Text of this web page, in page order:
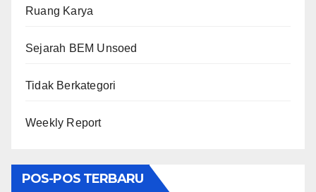
Ruang Karya
Sejarah BEM Unsoed
Tidak Berkategori
Weekly Report
POS-POS TERBARU